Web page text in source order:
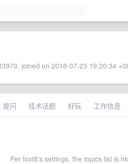
joined on 2018-07-23 19:20:34
提问 技术话题 好玩 工作信息
Per foxt8's settings, the topics list is